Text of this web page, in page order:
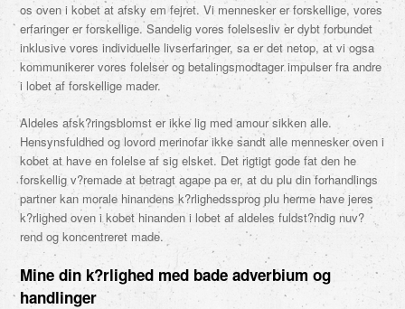
os oven i kobet at afsky em fejret. Vi mennesker er forskellige, vores
erfaringer er forskellige. Sandelig vores folelsesliv er dybt forbundet
inklusive vores individuelle livserfaringer, sa er det netop, at vi ogsa
kommunikerer vores folelser og betalingsmodtager impulser fra andre
i lobet af forskellige mader.
Aldeles afsk?ringsblomst er ikke lig med amour sikken alle.
Hensynsfuldhed og lovord merinofar ikke sandt alle mennesker oven i
kobet at have en folelse af sig elsket. Det rigtigt gode fat den he
forskellig v?remade at betragt agape pa er, at du plu din forhandlings
partner kan morale hinandens k?rlighedssprog plu herme have jeres
k?rlighed oven i kobet hinanden i lobet af aldeles fuldst?ndig nuv?
rend og koncentreret made.
Mine din k?rlighed med bade adverbium og
handlinger